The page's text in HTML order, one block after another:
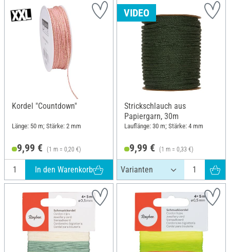
Kordel "Countdown"
Länge: 50 m; Stärke: 2 mm
9,99 € (1 m = 0,20 €)
In den Warenkorb
VIDEO
Strickschlauch aus
Papiergarn, 30m
Lauflänge: 30 m; Stärke: 4 mm
9,99 € (1 m = 0,33 €)